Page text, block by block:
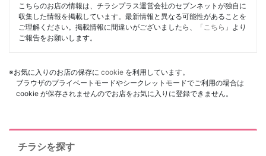
こちらのお店の情報は、チラシプラス運営会社のセブンネットが独自に
収集した情報を掲載しています。最新情報と異なる可能性があることを
ご理解ください。掲載情報に間違いがございましたら、「 こちら 」より
ご報告をお願いします。
※お気に入りのお店の保存に cookie を利用しています。
ブラウザのプライベートモードやシークレットモードでご利用の場合は
cookie が保存されませんのでお店をお気に入りに登録できません。
チラシを探す